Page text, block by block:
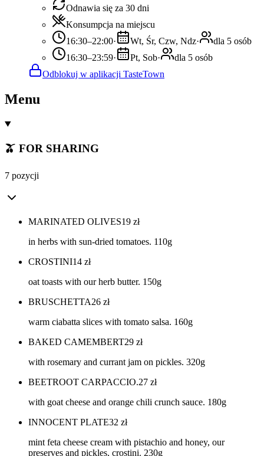
Odnawia się za 30 dni
Konsumpcja na miejscu
16:30–22:00· Wt, Śr, Czw, Ndz·
dla 5 osób
16:30–23:59· Pt, Sob·
dla 5 osób
Odblokuj w aplikacji TasteTown
Menu
🫒 FOR SHARING
7 pozycji
MARINATED OLIVES19 zł
in herbs with sun-dried tomatoes. 110g
CROSTINI14 zł
oat toasts with our herb butter. 150g
BRUSCHETTA26 zł
warm ciabatta slices with tomato salsa. 160g
BAKED CAMEMBERT29 zł
with rosemary and currant jam on pickles. 320g
BEETROOT CARPACCIO.27 zł
with goat cheese and orange chili crunch sauce. 180g
INNOCENT PLATE32 zł
mint feta cheese cream with pistachio and honey, our
preserves and pickles, crostini. 230g